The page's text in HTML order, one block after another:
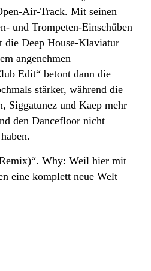
Air-Track. Mit seinen
und Trompeten-Einschüben
die Deep House-Klaviatur
angenehmen
Edit“ betont dann die
stärker, während die
Siggatunez und Kaep mehr
den Dancefloor nicht
Why: Weil hier mit
eine komplett neue Welt